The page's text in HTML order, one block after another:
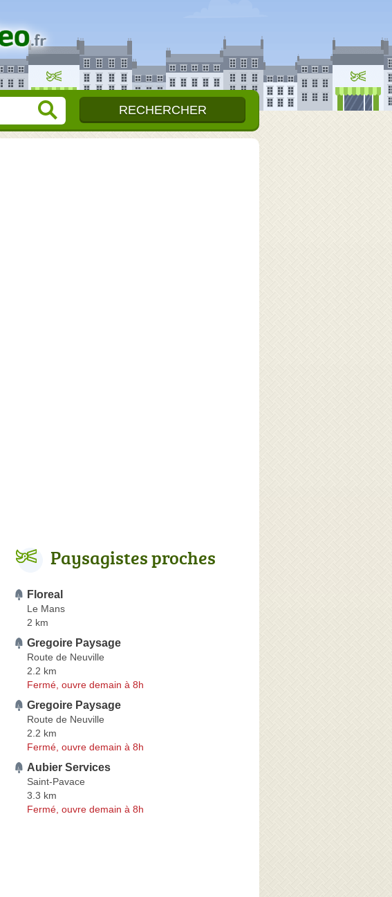
Paysagistes proches
Floreal
Le Mans
2 km
Gregoire Paysage
Route de Neuville
2.2 km
Fermé, ouvre demain à 8h
Gregoire Paysage
Route de Neuville
2.2 km
Fermé, ouvre demain à 8h
Aubier Services
Saint-Pavace
3.3 km
Fermé, ouvre demain à 8h